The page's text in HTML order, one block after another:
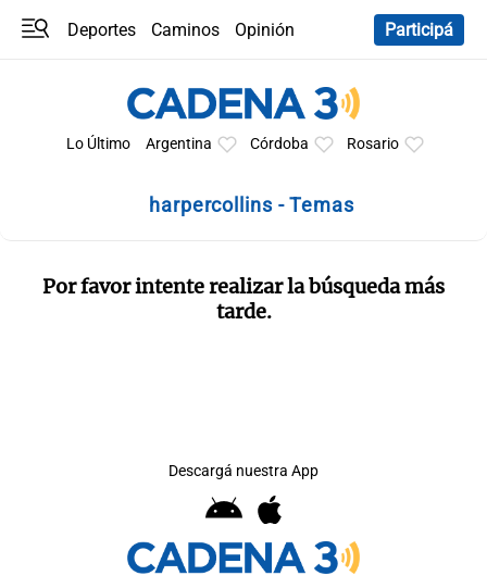
Deportes Caminos
Opinión
Participá
Lo Último Argentina Córdoba Rosario
harpercollins - Temas
Por favor intente realizar la búsqueda más
tarde.
Descargá nuestra App